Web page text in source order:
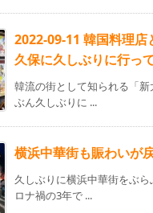
2022-09-11 韓国料理店
久保に久しぶりに行っ
韓流の街として知られる「
ぶん久しぶりに ...
横浜中華街も賑わいが
久しぶりに横浜中華街をぶ
ロナ禍の3年で ...